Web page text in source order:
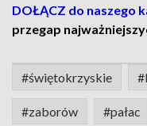
DOŁĄCZ do naszego
przegap
#świętokrzyskie
#zaborów #pałac